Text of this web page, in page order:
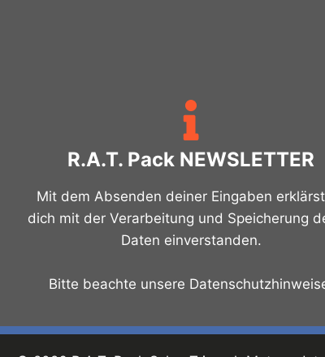
R.A.T. Pack NEWSLETTER
Mit dem Absenden deiner Eingaben
dich mit der Verarbeitung und Speicherung
Daten einverstanden.
Bitte beachte unsere